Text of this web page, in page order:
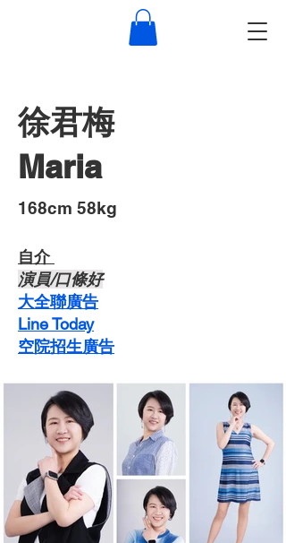
徐君梅
Maria
​168cm 58kg
自介 ​
​演員/口條好
​大全聯廣告
Line Today
空院招生廣告